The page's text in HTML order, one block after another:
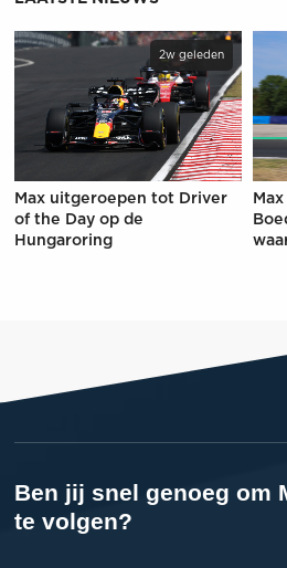
2w geleden
Max uitgeroepen tot Driver
of the Day op de
Hungaroring
Ben jij snel genoeg om
te volgen?